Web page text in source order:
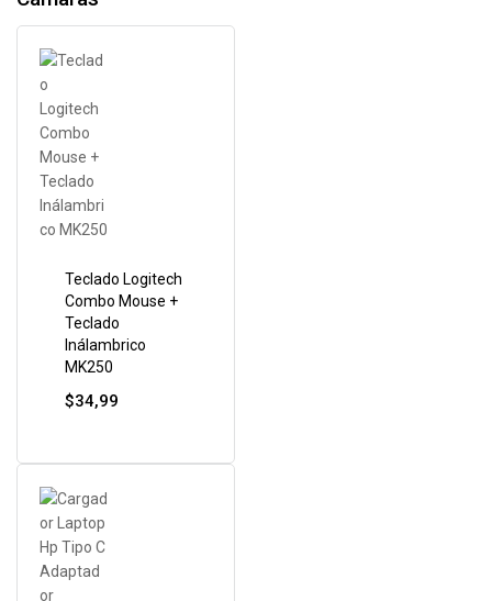
Teclado Logitech
Combo Mouse +
Teclado
Inálambrico
MK250
$34,99